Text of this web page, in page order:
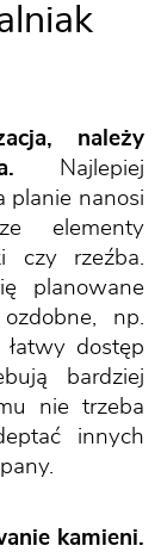
należy
Najlepiej
planie nanosi
elementy
czy rzeźba.
planowane
np.
dostęp
bardziej
nie trzeba
innych
kamieni.